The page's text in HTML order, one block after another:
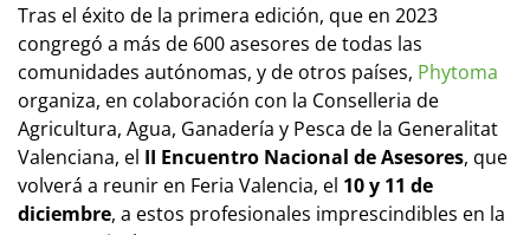
Tras el éxito de la primera edición, que en 2023
congregó a más de 600 asesores de todas las
comunidades autónomas, y de otros países, Phytoma
organiza, en colaboración con la Conselleria de
Agricultura, Agua, Ganadería y Pesca de la Generalitat
Valenciana, el II Encuentro Nacional de Asesores, que
volverá a reunir en Feria Valencia, el 10 y 11 de
diciembre, a estos profesionales imprescindibles en la